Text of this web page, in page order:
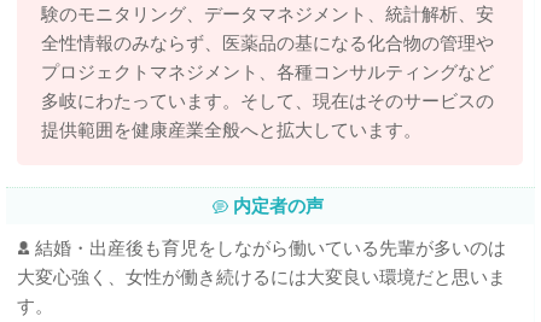
験のモニタリング、データマネジメント、統計解析、安
全性情報のみならず、医薬品の基になる化合物の管理や
プロジェクトマネジメント、各種コンサルティングなど
多岐にわたっています。そして、現在はそのサービスの
提供範囲を健康産業全般へと拡大しています。
内定者の声
結婚・出産後も育児をしながら働いている先輩が多いのは
大変心強く、女性が働き続けるには大変良い環境だと思いま
す。